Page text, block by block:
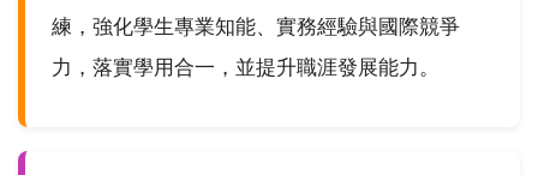
練，強化學生專業知能、實務經驗與國際競爭
力，落實學用合一，並提升職涯發展能力。